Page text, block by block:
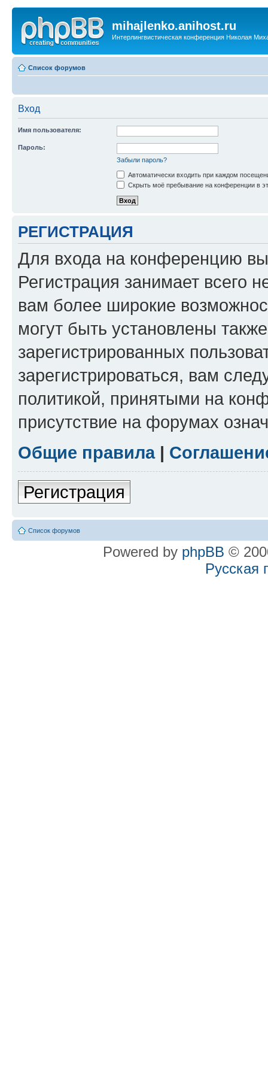
mihajlenko.anihost.ru
Интерлингвистическая конференция Николая
Список форумов
Вход
Имя пользователя:
Пароль:
Забыли пароль?
Автоматически входить при каждом
Скрыть моё пребывание на конференции в
РЕГИСТРАЦИЯ
Для входа на конференцию
Регистрация занимает всего
вам более широкие
могут быть установлены
зарегистрированных
зарегистрироваться, вам
политикой, принятыми на
присутствие на форумах
Общие правила|
Регистрация
Список форумов
Powered by phpBB ©
Русская